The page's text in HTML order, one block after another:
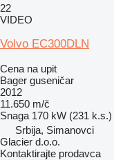
22
VIDEO
Volvo EC300DLN
Cena na upit
Bager guseničar
2012
11.650 m/č
Snaga 170 kW (231 k.s.)
Srbija, Simanovci
Glacier d.o.o.
Kontaktirajte prodavca